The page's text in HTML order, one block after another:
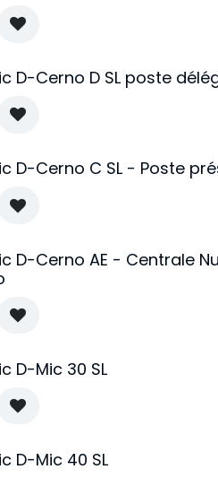
D-Cerno D SL poste
D-Cerno C SL - Poste
D-Cerno AE - Centrale
D-Mic 30 SL
D-Mic 40 SL